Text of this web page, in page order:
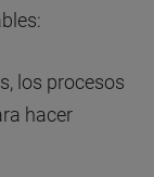
los procesos
hacer